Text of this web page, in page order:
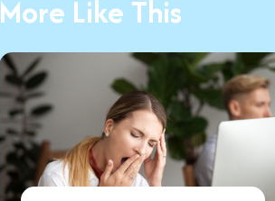
More Like This